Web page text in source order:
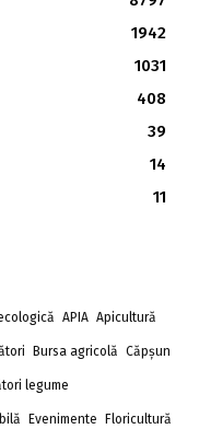
1942
1031
408
39
14
11
APIA Apicultură
Bursa agricolă Căpșun
legume
Evenimente Floricultură